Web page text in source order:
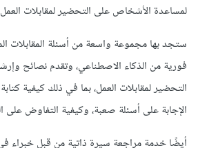
لمساعدة الأشخاص على التحضير لمقابلات العمل.
ستجد بها مجموعة واسعة من أسئلة المقابلات
فورية من الذكاء الاصطناعي، وتقدم نصائح
التحضير لمقابلات العمل، بما في ذلك كيفية
الإجابة على أسئلة صعبة، وكيفية التفاوض على
أيضًا خدمة مراجعة سيرة ذاتية من قبل خبراء